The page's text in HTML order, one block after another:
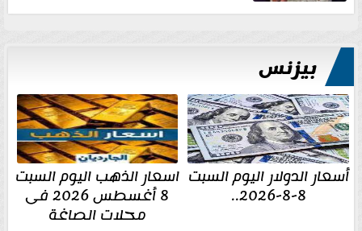
بيزنس
أسعار الدولار اليوم السبت
8-8-2026..
اسعار الذهب اليوم السبت
8 أغسطس 2026 فى
محلات الصاغة